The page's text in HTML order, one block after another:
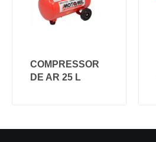
COMPRESSOR
DE AR 25 L